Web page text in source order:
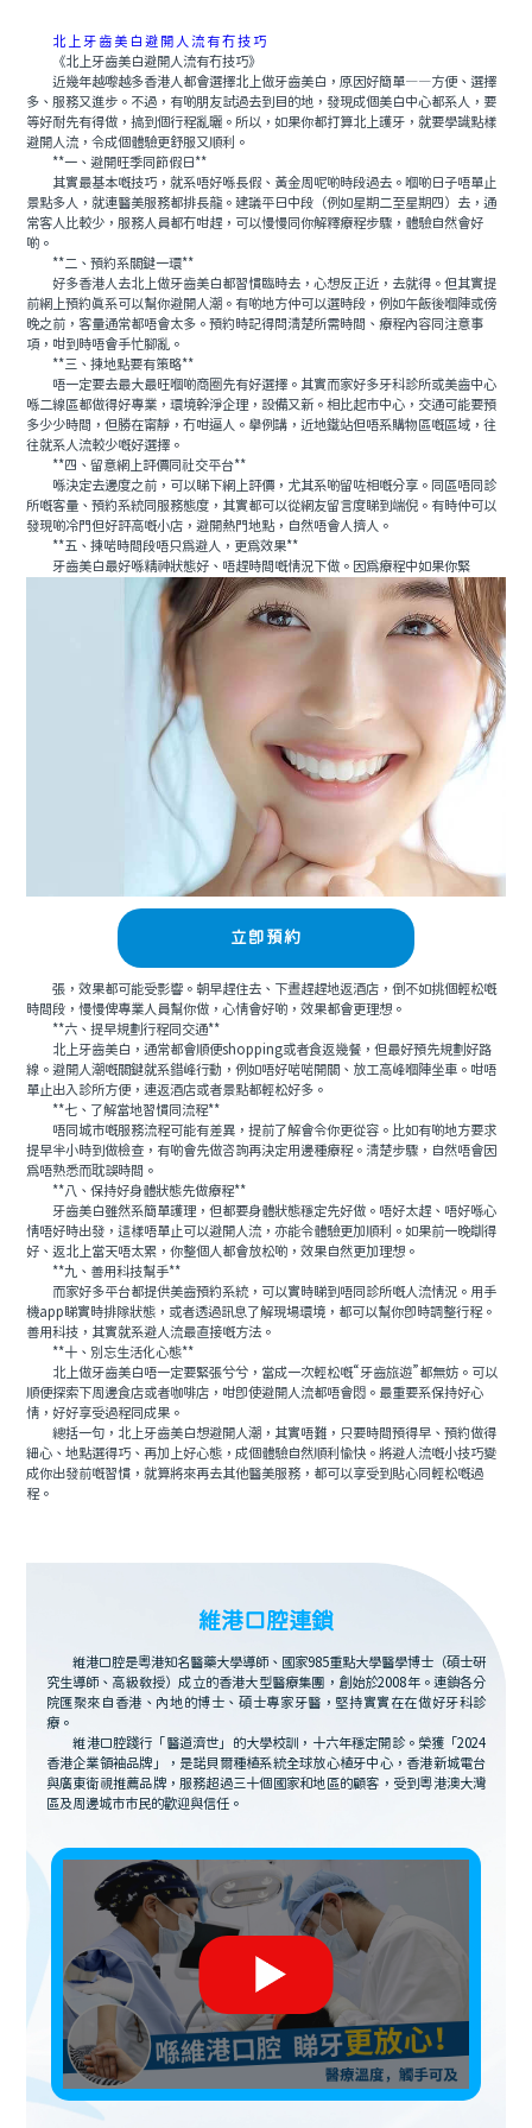
北上牙齒美白避開人流有冇技巧
《北上牙齒美白避開人流有冇技巧》
近幾年越嚟越多香港人都會選擇北上做牙齒美白，原因好簡單——方便、選擇
多、服務又進步。不過，有啲朋友試過去到目的地，發現成個美白中心都系人，要
等好耐先有得做，搞到個行程亂曬。所以，如果你都打算北上護牙，就要學識點樣
避開人流，令成個體驗更舒服又順利。
**一、避開旺季同節假日**
其實最基本嘅技巧，就系唔好喺長假、黃金周呢啲時段過去。嗰啲日子唔單止
景點多人，就連醫美服務都排長龍。建議平日中段（例如星期二至星期四）去，通
常客人比較少，服務人員都冇咁趕，可以慢慢同你解釋療程步驟，體驗自然會好
啲。
**二、預約系關鍵一環**
好多香港人去北上做牙齒美白都習慣臨時去，心想反正近，去就得。但其實提
前網上預約真系可以幫你避開人潮。有啲地方仲可以選時段，例如午飯後嗰陣或傍
晚之前，客量通常都唔會太多。預約時記得問清楚所需時間、療程內容同注意事
項，咁到時唔會手忙腳亂。
**三、揀地點要有策略**
唔一定要去最大最旺嗰啲商圈先有好選擇。其實而家好多牙科診所或美齒中心
喺二線區都做得好專業，環境幹淨企理，設備又新。相比起市中心，交通可能要預
多少少時間，但勝在甯靜，冇咁逼人。舉例講，近地鐵站但唔系購物區嘅區域，往
往就系人流較少嘅好選擇。
**四、留意網上評價同社交平台**
喺決定去邊度之前，可以睇下網上評價，尤其系啲留咗相嘅分享。同區唔同診
所嘅客量、預約系統同服務態度，其實都可以從網友留言度睇到端倪。有時仲可以
發現啲冷門但好評高嘅小店，避開熱門地點，自然唔會人擠人。
**五、揀啱時間段唔只爲避人，更爲效果**
牙齒美白最好喺精神狀態好、唔趕時間嘅情況下做。因爲療程中如果你緊
立即預約
張，效果都可能受影響。朝早趕住去、下晝趕趕地返酒店，倒不如挑個輕松嘅
時間段，慢慢俾專業人員幫你做，心情會好啲，效果都會更理想。
**六、提早規劃行程同交通**
北上牙齒美白，通常都會順便shopping或者食返幾餐，但最好預先規劃好路
線。避開人潮嘅關鍵就系錯峰行動，例如唔好啱啱開關、放工高峰嗰陣坐車。咁唔
單止出入診所方便，連返酒店或者景點都輕松好多。
**七、了解當地習慣同流程**
唔同城市嘅服務流程可能有差異，提前了解會令你更從容。比如有啲地方要求
提早半小時到做檢查，有啲會先做咨詢再決定用邊種療程。清楚步驟，自然唔會因
爲唔熟悉而耽誤時間。
**八、保持好身體狀態先做療程**
牙齒美白雖然系簡單護理，但都要身體狀態穩定先好做。唔好太趕、唔好喺心
情唔好時出發，這樣唔單止可以避開人流，亦能令體驗更加順利。如果前一晚瞓得
好、返北上當天唔太累，你整個人都會放松啲，效果自然更加理想。
**九、善用科技幫手**
而家好多平台都提供美齒預約系統，可以實時睇到唔同診所嘅人流情況。用手
機app睇實時排隊狀態，或者透過訊息了解現場環境，都可以幫你即時調整行程。
善用科技，其實就系避人流最直接嘅方法。
**十、別忘生活化心態**
北上做牙齒美白唔一定要緊張兮兮，當成一次輕松嘅“牙齒旅遊”都無妨。可以
順便探索下周邊食店或者咖啡店，咁即使避開人流都唔會悶。最重要系保持好心
情，好好享受過程同成果。
總括一句，北上牙齒美白想避開人潮，其實唔難，只要時間預得早、預約做得
細心、地點選得巧、再加上好心態，成個體驗自然順利愉快。將避人流嘅小技巧變
成你出發前嘅習慣，就算將來再去其他醫美服務，都可以享受到貼心同輕松嘅過
程。
維港口腔連鎖
維港口腔是粵港知名醫藥大學導師、國家985重點大學醫學博士（碩士研
究生導師、高級教授）成立的香港大型醫療集團，創始於2008年。連鎖各分
院匯聚來自香港、內地的博士、碩士專家牙醫，堅持實實在在做好牙科診
療。
維港口腔踐行「醫道濟世」的大學校訓，十六年穩定開診。榮獲「2024
香港企業領袖品牌」，是諾貝爾種植系統全球放心植牙中心，香港新城電台
與廣東衛視推薦品牌，服務超過三十個國家和地區的顧客，受到粵港澳大灣
區及周邊城市市民的歡迎與信任。